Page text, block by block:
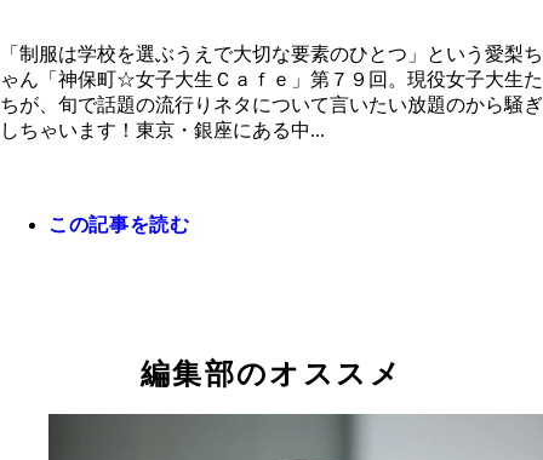
「制服は学校を選ぶうえで大切な要素のひとつ」
愛梨ちゃん
「制服は学校を選ぶうえで大切な要素のひとつ」という愛梨ち
ゃん「神保町☆女子大生Ｃａｆｅ」第７９回。現役女子大生た
ちが、旬で話題の流行りネタについて言いたい放題のから騒ぎ
しちゃいます！東京・銀座にある中...
この記事を読む
編集部のオススメ